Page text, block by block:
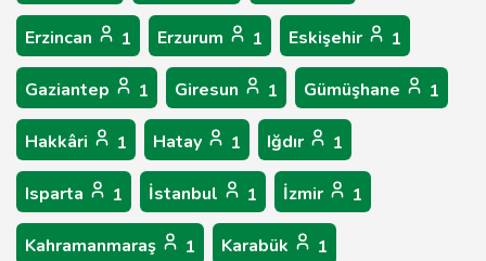
Erzincan 1 Erzurum 1 Eskişehir 1
Gaziantep 1 Giresun 1 Gümüşhane 1
Hakkâri 1 Hatay 1 Iğdır 1
Isparta 1 İstanbul 1 İzmir 1
Kahramanmaraş 1 Karabük 1